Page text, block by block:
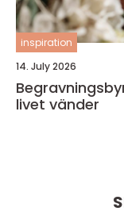
inspiration
14. July 2026
livet vänder